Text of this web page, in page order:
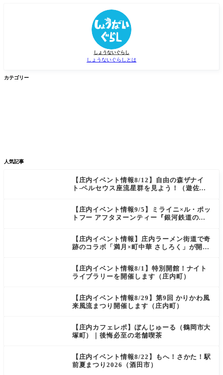
しょうないぐらし
しょうないぐらしとは
カテゴリー
人気記事
【庄内イベント情報8/12】自由の森ザナイ
ト-ペルセウス座流星群を見よう！（遊佐
【庄内イベント情報9/5】ミライニ×ル・ポッ
トフー アフタヌーンティー『銀河鉄道の
【庄内イベント情報】庄内ラーメン街道で奇
跡のコラボ「満月×町中華 さしろく」が開催
【庄内イベント情報8/1】特別開館！ナイト
ライブラリーを開催します（庄内町）
【庄内イベント情報8/29】第9回 かりかわ風
来風流まつり開催します（庄内町）
【庄内カフェレポ】ぼんじゅーる（鶴岡市大
塚町）｜後悔必至の老舗喫茶
【庄内イベント情報8/22】もへ！さかた！駅
前夏まつり2026（酒田市）